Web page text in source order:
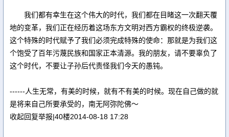
我们都有幸生在这个伟大的时代，我们都在目睹这一次翻天覆
地的变革，我们正在经历着这场东方文明对西方霸权的终极逆袭。
这个特殊的时代赋予了我们必须完成特殊的使命：那就是为我们这
个饱受了百年污蔑民族和国家正本清源。我的朋友，请不要辜负了
这个时代，不要让子孙后代责怪我们今天的愚钝。
------人生无常，有美的时候，就有不有美的时候。现在自己做的就
是将来自己所要承受的，南无阿弥陀佛～
收起回复举报|40楼2014-08-18 17:28